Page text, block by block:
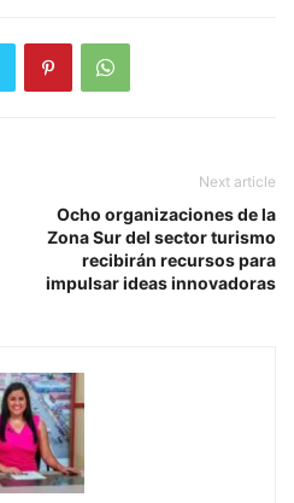
Next article
Ocho organizaciones de la
Zona Sur del sector turismo
recibirán recursos para
impulsar ideas innovadoras